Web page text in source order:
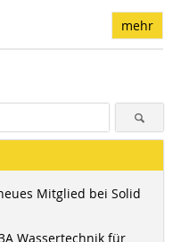
mehr
Mitglied bei Solid
Wassertechnik für